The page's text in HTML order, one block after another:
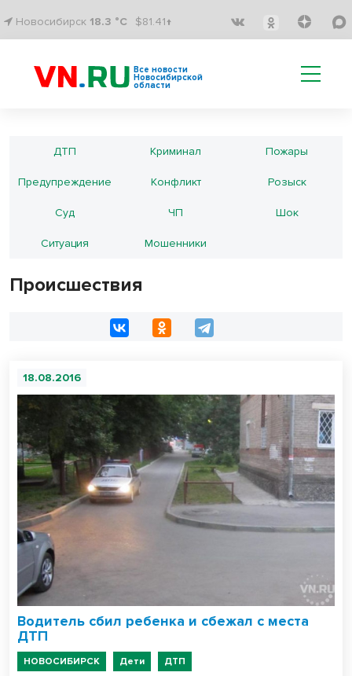
Новосибирск 18.3 °C $81.41↑
Все новости
Новосибирской
области
ДТП Криминал Пожары
Предупреждение Конфликт Розыск
Суд ЧП Шок
Ситуация Мошенники
Происшествия
18.08.2016
Водитель сбил ребенка и сбежал с места
ДТП
НОВОСИБИРСК Дети ДТП